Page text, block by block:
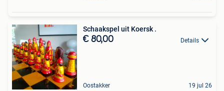
Schaakspel uit Koersk .
€ 80,00 Details
Oostakker 19 jul 26